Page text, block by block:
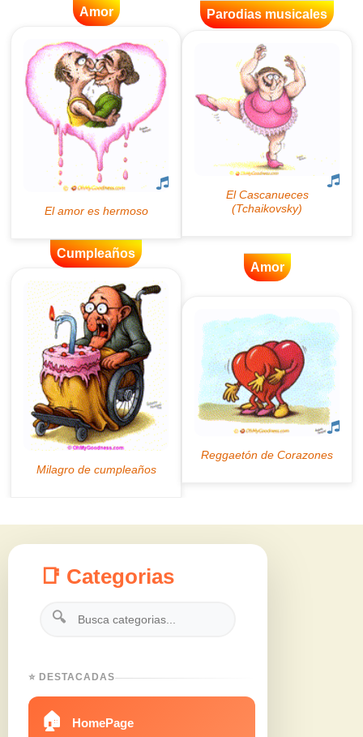
Amor Parodias musicales
Cumpleaños
Amor
📑 Categorias
🔍
⭐ DESTACADAS
🏠 HomePage